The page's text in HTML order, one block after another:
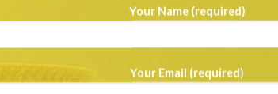
Your Name (required)
Your Email (required)